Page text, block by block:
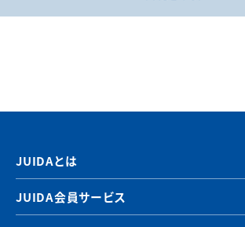
JUIDAとは
JUIDA会員サービス